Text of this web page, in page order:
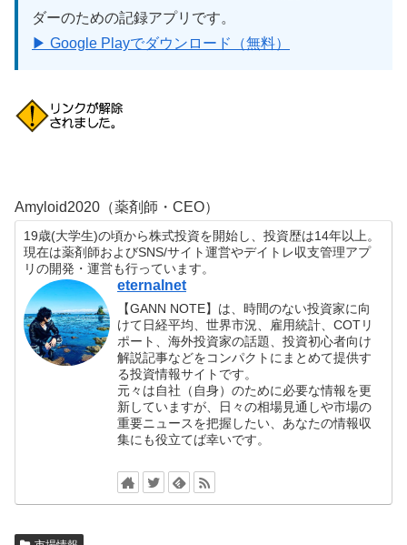
ダーのための記録アプリです。
▶ Google Playでダウンロード（無料）
Amyloid2020（薬剤師・CEO）
19歳(大学生)の頃から株式投資を開始し、投資歴は14年以上。
現在は薬剤師およびSNS/サイト運営やデイトレ収支管理アプ
リの開発・運営も行っています。
eternalnet
【GANN NOTE】は、時間のない投資家に向
けて日経平均、世界市況、雇用統計、COTリ
ポート、海外投資家の話題、投資初心者向け
解説記事などをコンパクトにまとめて提供す
る投資情報サイトです。
元々は自社（自身）のために必要な情報を更
新していますが、日々の相場見通しや市場の
重要ニュースを把握したい、あなたの情報収
集にも役立てば幸いです。